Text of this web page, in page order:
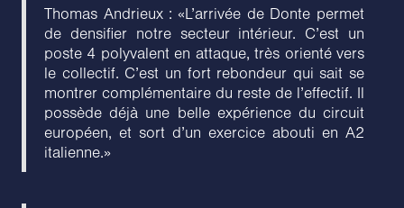
Thomas Andrieux : «L’arrivée de Donte permet
de densifier notre secteur intérieur. C’est un
poste 4 polyvalent en attaque, très orienté vers
le collectif. C’est un fort rebondeur qui sait se
montrer complémentaire du reste de l’effectif. Il
possède déjà une belle expérience du circuit
européen, et sort d’un exercice abouti en A2
italienne.»